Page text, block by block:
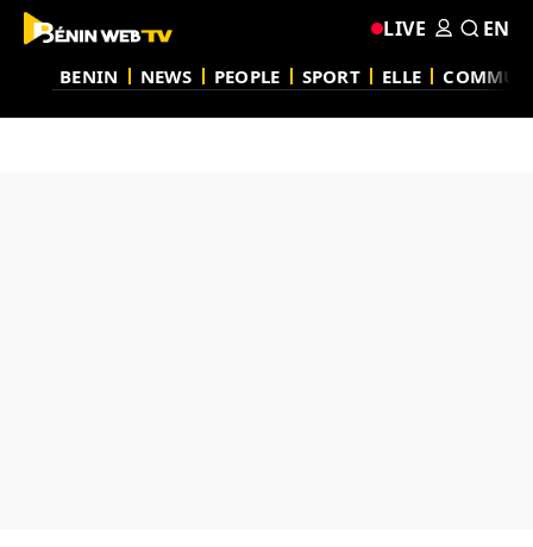
BENIN NEWS PEOPLE SPORT ELLE
LIVE EN